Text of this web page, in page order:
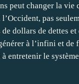
peut changer la vie
pas
dollars de dettes et
à l’infini et de
entretenir le